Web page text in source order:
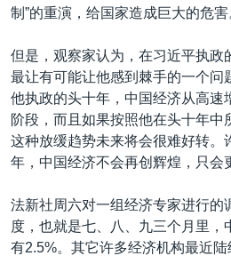
制”的重演，给国家造成巨大的危害
但是，观察家认为，在习近平执政
最让有可能让他感到棘手的一个问
他执政的头十年，中国经济从高速
阶段，而且如果按照他在头十年中
这种放缓趋势未来将会很难好转。
年，中国经济不会再创辉煌，只会
法新社周六对一组经济专家进行的
度，也就是七、八、九三个月里，
有2.5%。其它许多经济机构最近